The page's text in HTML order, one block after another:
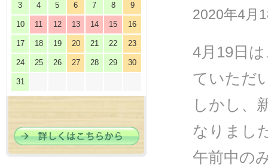
3 4 5 6 7 8 9
10 11 12 13 14 15 16
17 18 19 20 21 22 23
24 25 26 27 28 29 30
31
2020年4月
4月19日
ていただ
しかし、
なりまし
午前中の